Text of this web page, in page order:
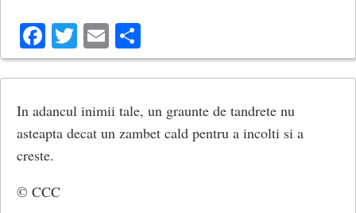
Facebook
Twitter
Email
In adancul inimii tale, un graunte de tandrete nu
asteapta decat un zambet cald pentru a incolti si a
creste.
© CCC